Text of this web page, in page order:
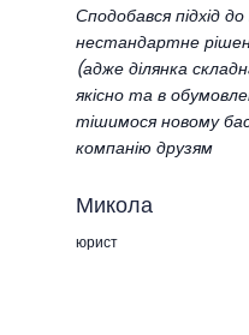
Сподобався підхід
нестандартне
(адже ділянка
якісно та в
тішимося новому
компанію друзям
Микола
юрист